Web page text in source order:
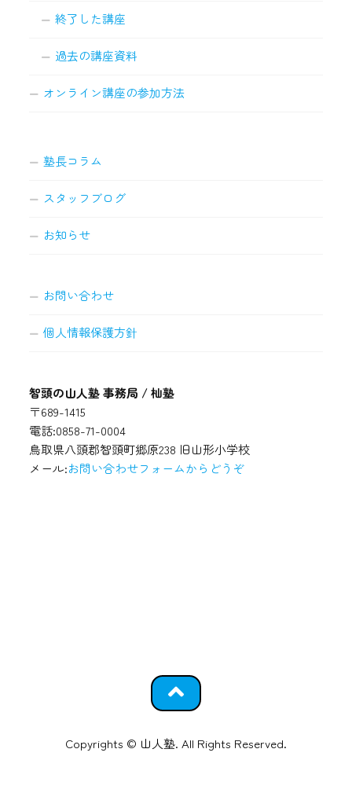
終了した講座
過去の講座資料
オンライン講座の参加方法
塾長コラム
スタッフブログ
お知らせ
お問い合わせ
個人情報保護方針
智頭の山人塾 事務局 / 杣塾
〒689-1415
電話:0858-71-0004
鳥取県八頭郡智頭町郷原238 旧山形小学校
メール:お問い合わせフォームからどうぞ
Copyrights © 山人塾. All Rights Reserved.